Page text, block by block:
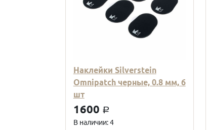
Наклейки Silverstein
Omnipatch черные, 0.8 мм, 6
шт
1600 a
В наличии: 4